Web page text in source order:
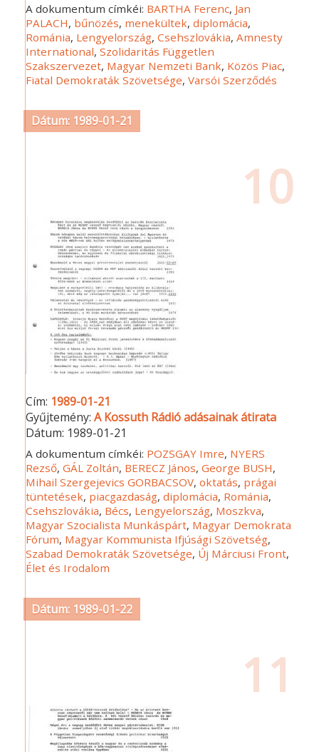
A dokumentum címkéi: BARTHA Ferenc, Jan
PALACH, bűnözés, menekültek,diplomácia,
Románia, Lengyelország,Csehszlovákia,Amnesty
International,Szolidaritás Független
Szakszervezet, Magyar Nemzeti Bank, Közös Piac,
Fiatal Demokraták Szövetsége,Varsói Szerződés
Dátum: 1989-01-21
10
Cím: 1989-01-21
Gyűjtemény:A Kossuth Rádió adásainak átirata
Dátum: 1989-01-21
A dokumentum címkéi: POZSGAY Imre, NYERS
Rezső,GÁL Zoltán, BERECZ János,George BUSH,
Mihail Szergejevics GORBACSOV,oktatás, prágai
tüntetések, piacgazdaság,diplomácia, Románia,
Csehszlovákia, Bécs, Lengyelország, Moszkva,
Magyar Szocialista Munkáspárt, Magyar Demokrata
Fórum, Magyar Kommunista Ifjúsági Szövetség,
Szabad Demokraták Szövetsége, Új Márciusi Front,
Élet és Irodalom
Dátum: 1989-01-22
11